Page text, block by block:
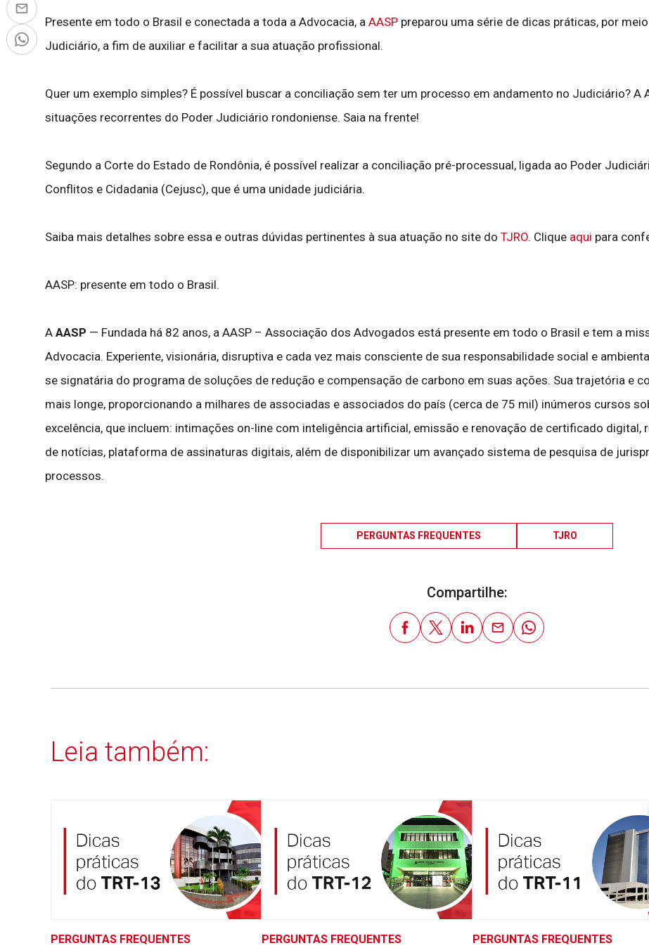
Presente em todo o Brasil e conectada a toda a Advocacia, a AASP preparou uma série de dicas práticas, por
Judiciário, a fim de auxiliar e facilitar a sua atuação profissional.
Quer um exemplo simples? É possível buscar a conciliação sem ter um processo em andamento no Judiciário? A
situações recorrentes do Poder Judiciário rondoniense. Saia na frente!
Segundo a Corte do Estado de Rondônia, é possível realizar a conciliação pré-processual, ligada ao Poder
Conflitos e Cidadania (Cejusc), que é uma unidade judiciária.
Saiba mais detalhes sobre essa e outras dúvidas pertinentes à sua atuação no site do TJRO. Clique aqui para
AASP: presente em todo o Brasil.
A AASP — Fundada há 82 anos, a AASP – Associação dos Advogados está presente em todo o Brasil e tem a
Advocacia. Experiente, visionária, disruptiva e cada vez mais consciente de sua responsabilidade social e
se signatária do programa de soluções de redução e compensação de carbono em suas ações. Sua trajetória e
mais longe, proporcionando a milhares de associadas e associados do país (cerca de 75 mil) inúmeros cursos
excelência, que incluem: intimações on-line com inteligência artificial, emissão e renovação de certificado
de notícias, plataforma de assinaturas digitais, além de disponibilizar um avançado sistema de pesquisa de
processos.
PERGUNTAS FREQUENTES TJRO
Compartilhe:
Leia também:
PERGUNTAS FREQUENTES PERGUNTAS FREQUENTES PERGUNTAS FREQUENTES